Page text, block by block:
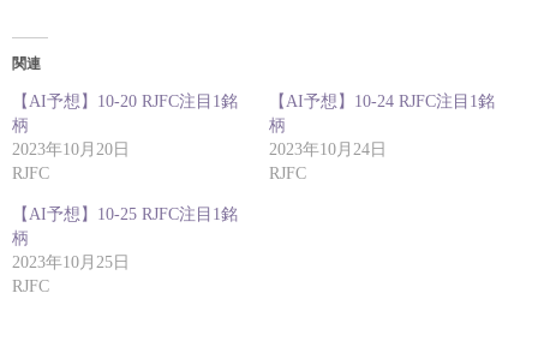
関連
【AI予想】10-20 RJFC注目1銘
柄
2023年10月20日
RJFC
【AI予想】10-24 RJFC注目1銘
柄
2023年10月24日
RJFC
【AI予想】10-25 RJFC注目1銘
柄
2023年10月25日
RJFC